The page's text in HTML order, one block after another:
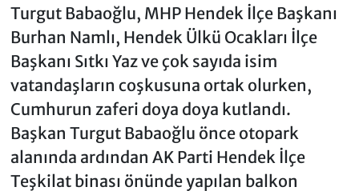
Turgut Babaoğlu, MHP Hendek İlçe Başkanı
Burhan Namlı, Hendek Ülkü Ocakları İlçe
Başkanı Sıtkı Yaz ve çok sayıda isim
vatandaşların coşkusuna ortak olurken,
Cumhurun zaferi doya doya kutlandı.
Başkan Turgut Babaoğlu önce otopark
alanında ardından AK Parti Hendek İlçe
Teşkilat binası önünde yapılan balkon